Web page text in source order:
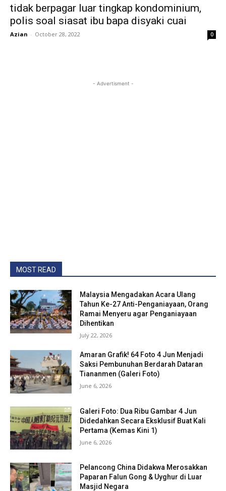
tidak berpagar luar tingkap kondominium,
polis soal siasat ibu bapa disyaki cuai
Azian - October 28, 2022 0
- Advertisment -
MOST READ
Malaysia Mengadakan Acara Ulang
Tahun Ke-27 Anti-Penganiayaan, Orang
Ramai Menyeru agar Penganiayaan
Dihentikan
July 22, 2026
Amaran Grafik! 64 Foto 4 Jun Menjadi
Saksi Pembunuhan Berdarah Dataran
Tiananmen (Galeri Foto)
June 6, 2026
Galeri Foto: Dua Ribu Gambar 4 Jun
Didedahkan Secara Eksklusif Buat Kali
Pertama (Kemas Kini 1)
June 6, 2026
Pelancong China Didakwa Merosakkan
Paparan Falun Gong & Uyghur di Luar
Masjid Negara